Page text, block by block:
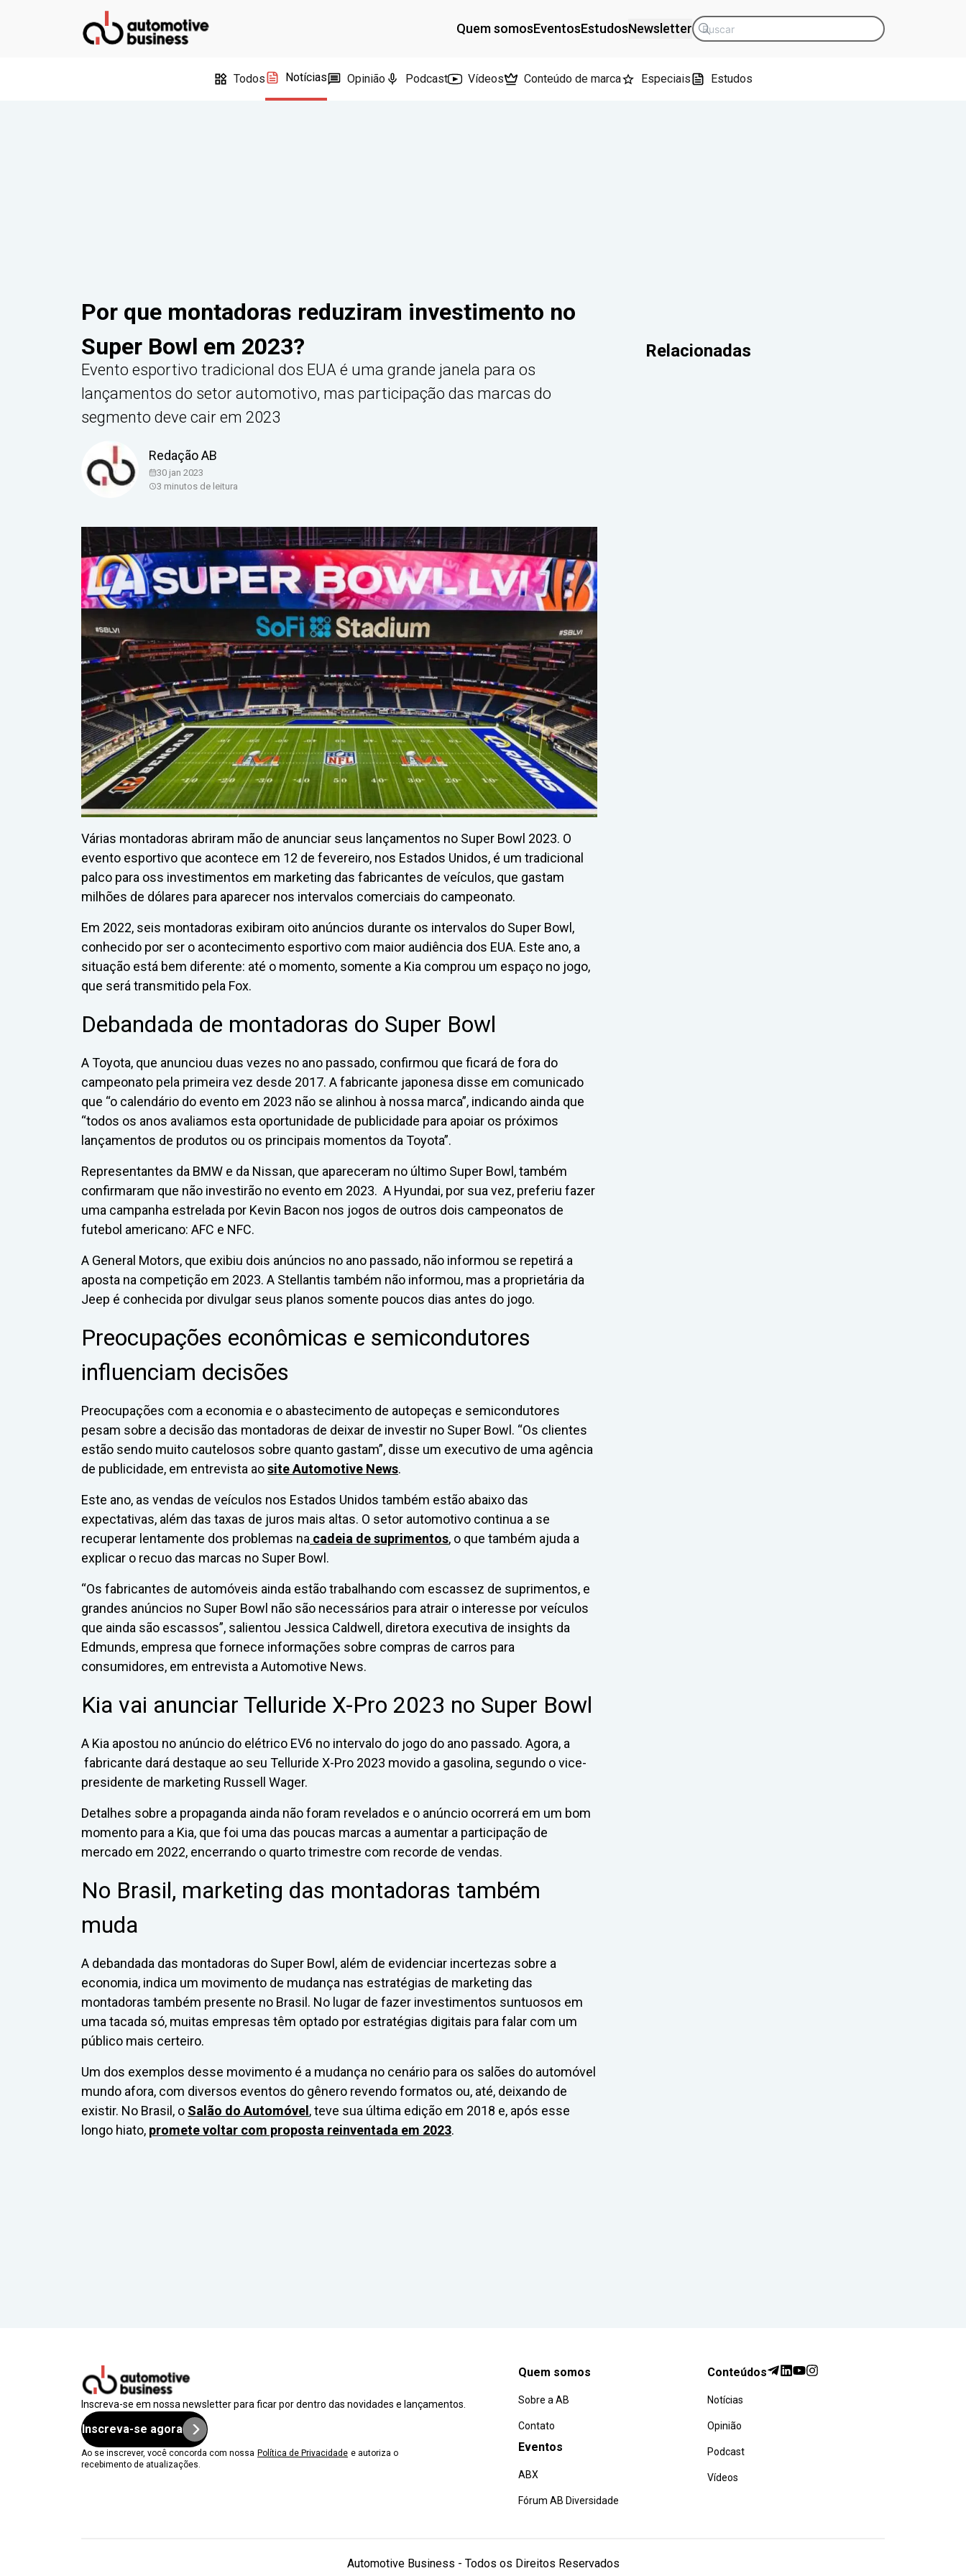
Quem somosEventosEstudosNewsletter
Todos Notícias Opinião Podcast Vídeos Conteúdo de marca Especiais Estudos
Por que montadoras reduziram investimento no
Super Bowl em 2023?
Evento esportivo tradicional dos EUA é uma grande janela para os
lançamentos do setor automotivo, mas participação das marcas do
segmento deve cair em 2023
Redação AB
30 jan 2023
3 minutos de leitura
Várias montadoras abriram mão de anunciar seus lançamentos no Super Bowl 2023. O
evento esportivo que acontece em 12 de fevereiro, nos Estados Unidos, é um tradicional
palco para oss investimentos em marketing das fabricantes de veículos, que gastam
milhões de dólares para aparecer nos intervalos comerciais do campeonato.
Em 2022, seis montadoras exibiram oito anúncios durante os intervalos do Super Bowl,
conhecido por ser o acontecimento esportivo com maior audiência dos EUA. Este ano, a
situação está bem diferente: até o momento, somente a Kia comprou um espaço no jogo,
que será transmitido pela Fox.
Debandada de montadoras do Super Bowl
A Toyota, que anunciou duas vezes no ano passado, confirmou que ficará de fora do
campeonato pela primeira vez desde 2017. A fabricante japonesa disse em comunicado
que “o calendário do evento em 2023 não se alinhou à nossa marca”, indicando ainda que
“todos os anos avaliamos esta oportunidade de publicidade para apoiar os próximos
lançamentos de produtos ou os principais momentos da Toyota”.
Representantes da BMW e da Nissan, que apareceram no último Super Bowl, também
confirmaram que não investirão no evento em 2023. A Hyundai, por sua vez, preferiu fazer
uma campanha estrelada por Kevin Bacon nos jogos de outros dois campeonatos de
futebol americano: AFC e NFC.
A General Motors, que exibiu dois anúncios no ano passado, não informou se repetirá a
aposta na competição em 2023. A Stellantis também não informou, mas a proprietária da
Jeep é conhecida por divulgar seus planos somente poucos dias antes do jogo.
Preocupações econômicas e semicondutores
influenciam decisões
Preocupações com a economia e o abastecimento de autopeças e semicondutores
pesam sobre a decisão das montadoras de deixar de investir no Super Bowl. “Os clientes
estão sendo muito cautelosos sobre quanto gastam”, disse um executivo de uma agência
de publicidade, em entrevista aosite Automotive News.
Este ano, as vendas de veículos nos Estados Unidos também estão abaixo das
expectativas, além das taxas de juros mais altas. O setor automotivo continua a se
recuperar lentamente dos problemas na cadeia de suprimentos, o que também ajuda a
explicar o recuo das marcas no Super Bowl.
“Os fabricantes de automóveis ainda estão trabalhando com escassez de suprimentos, e
grandes anúncios no Super Bowl não são necessários para atrair o interesse por veículos
que ainda são escassos”, salientou Jessica Caldwell, diretora executiva de insights da
Edmunds, empresa que fornece informações sobre compras de carros para
consumidores, em entrevista a Automotive News.
Kia vai anunciar Telluride X-Pro 2023 no Super Bowl
A Kia apostou no anúncio do elétrico EV6 no intervalo do jogo do ano passado. Agora, a
fabricante dará destaque ao seu Telluride X-Pro 2023 movido a gasolina, segundo o vice-
presidente de marketing Russell Wager.
Detalhes sobre a propaganda ainda não foram revelados e o anúncio ocorrerá em um bom
momento para a Kia, que foi uma das poucas marcas a aumentar a participação de
mercado em 2022, encerrando o quarto trimestre com recorde de vendas.
No Brasil, marketing das montadoras também
muda
A debandada das montadoras do Super Bowl, além de evidenciar incertezas sobre a
economia, indica um movimento de mudança nas estratégias de marketing das
montadoras também presente no Brasil. No lugar de fazer investimentos suntuosos em
uma tacada só, muitas empresas têm optado por estratégias digitais para falar com um
público mais certeiro.
Um dos exemplos desse movimento é a mudança no cenário para os salões do automóvel
mundo afora, com diversos eventos do gênero revendo formatos ou, até, deixando de
existir. No Brasil, o Salão do Automóvel , teve sua última edição em 2018 e, após esse
longo hiato, promete voltar com proposta reinventada em 2023.
Relacionadas
Inscreva-se em nossa newsletter para ficar por dentro das novidades e lançamentos.
Inscreva-se agora
Ao se inscrever, você concorda com nossa Política de Privacidade e autoriza o
recebimento de atualizações.
Quem somos
Sobre a AB
Contato
Eventos
ABX
Fórum AB Diversidade
Conteúdos
Notícias
Opinião
Podcast
Vídeos
Automotive Business - Todos os Direitos Reservados